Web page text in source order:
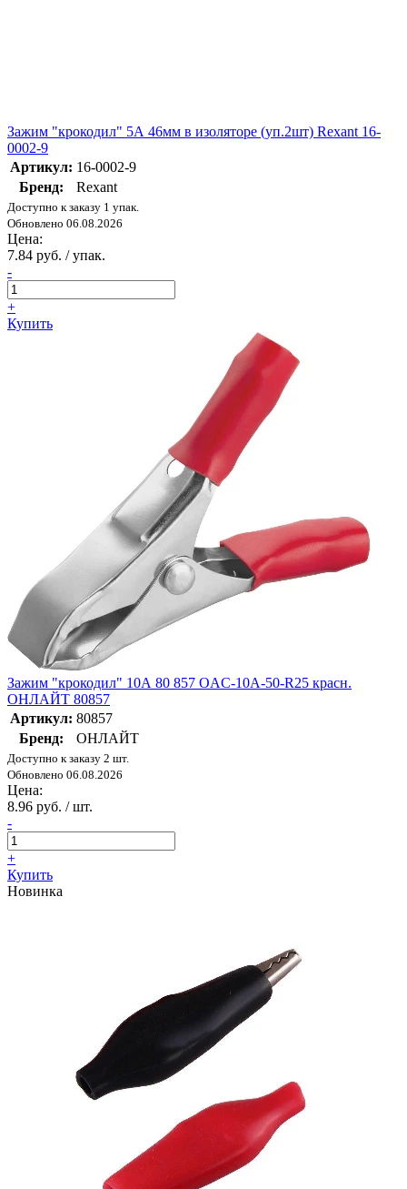
Зажим "крокодил" 5А 46мм в изоляторе (уп.2шт) Rexant 16-
0002-9
Артикул: 16-0002-9
Бренд:
Rexant
Доступно к заказу 1 упак.
Обновлено 06.08.2026
Цена:
7.84 руб. / упак.
-
+
Купить
Зажим "крокодил" 10А 80 857 OAC-10A-50-R25 красн.
ОНЛАЙТ 80857
Артикул: 80857
Бренд:
ОНЛАЙТ
Доступно к заказу 2 шт.
Обновлено 06.08.2026
Цена:
8.96 руб. / шт.
-
+
Купить
Новинка